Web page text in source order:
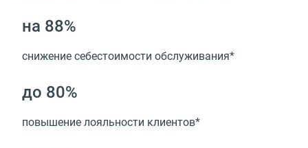
на 88%
снижение себестоимости обслуживания*
до 80%
повышение лояльности клиентов*